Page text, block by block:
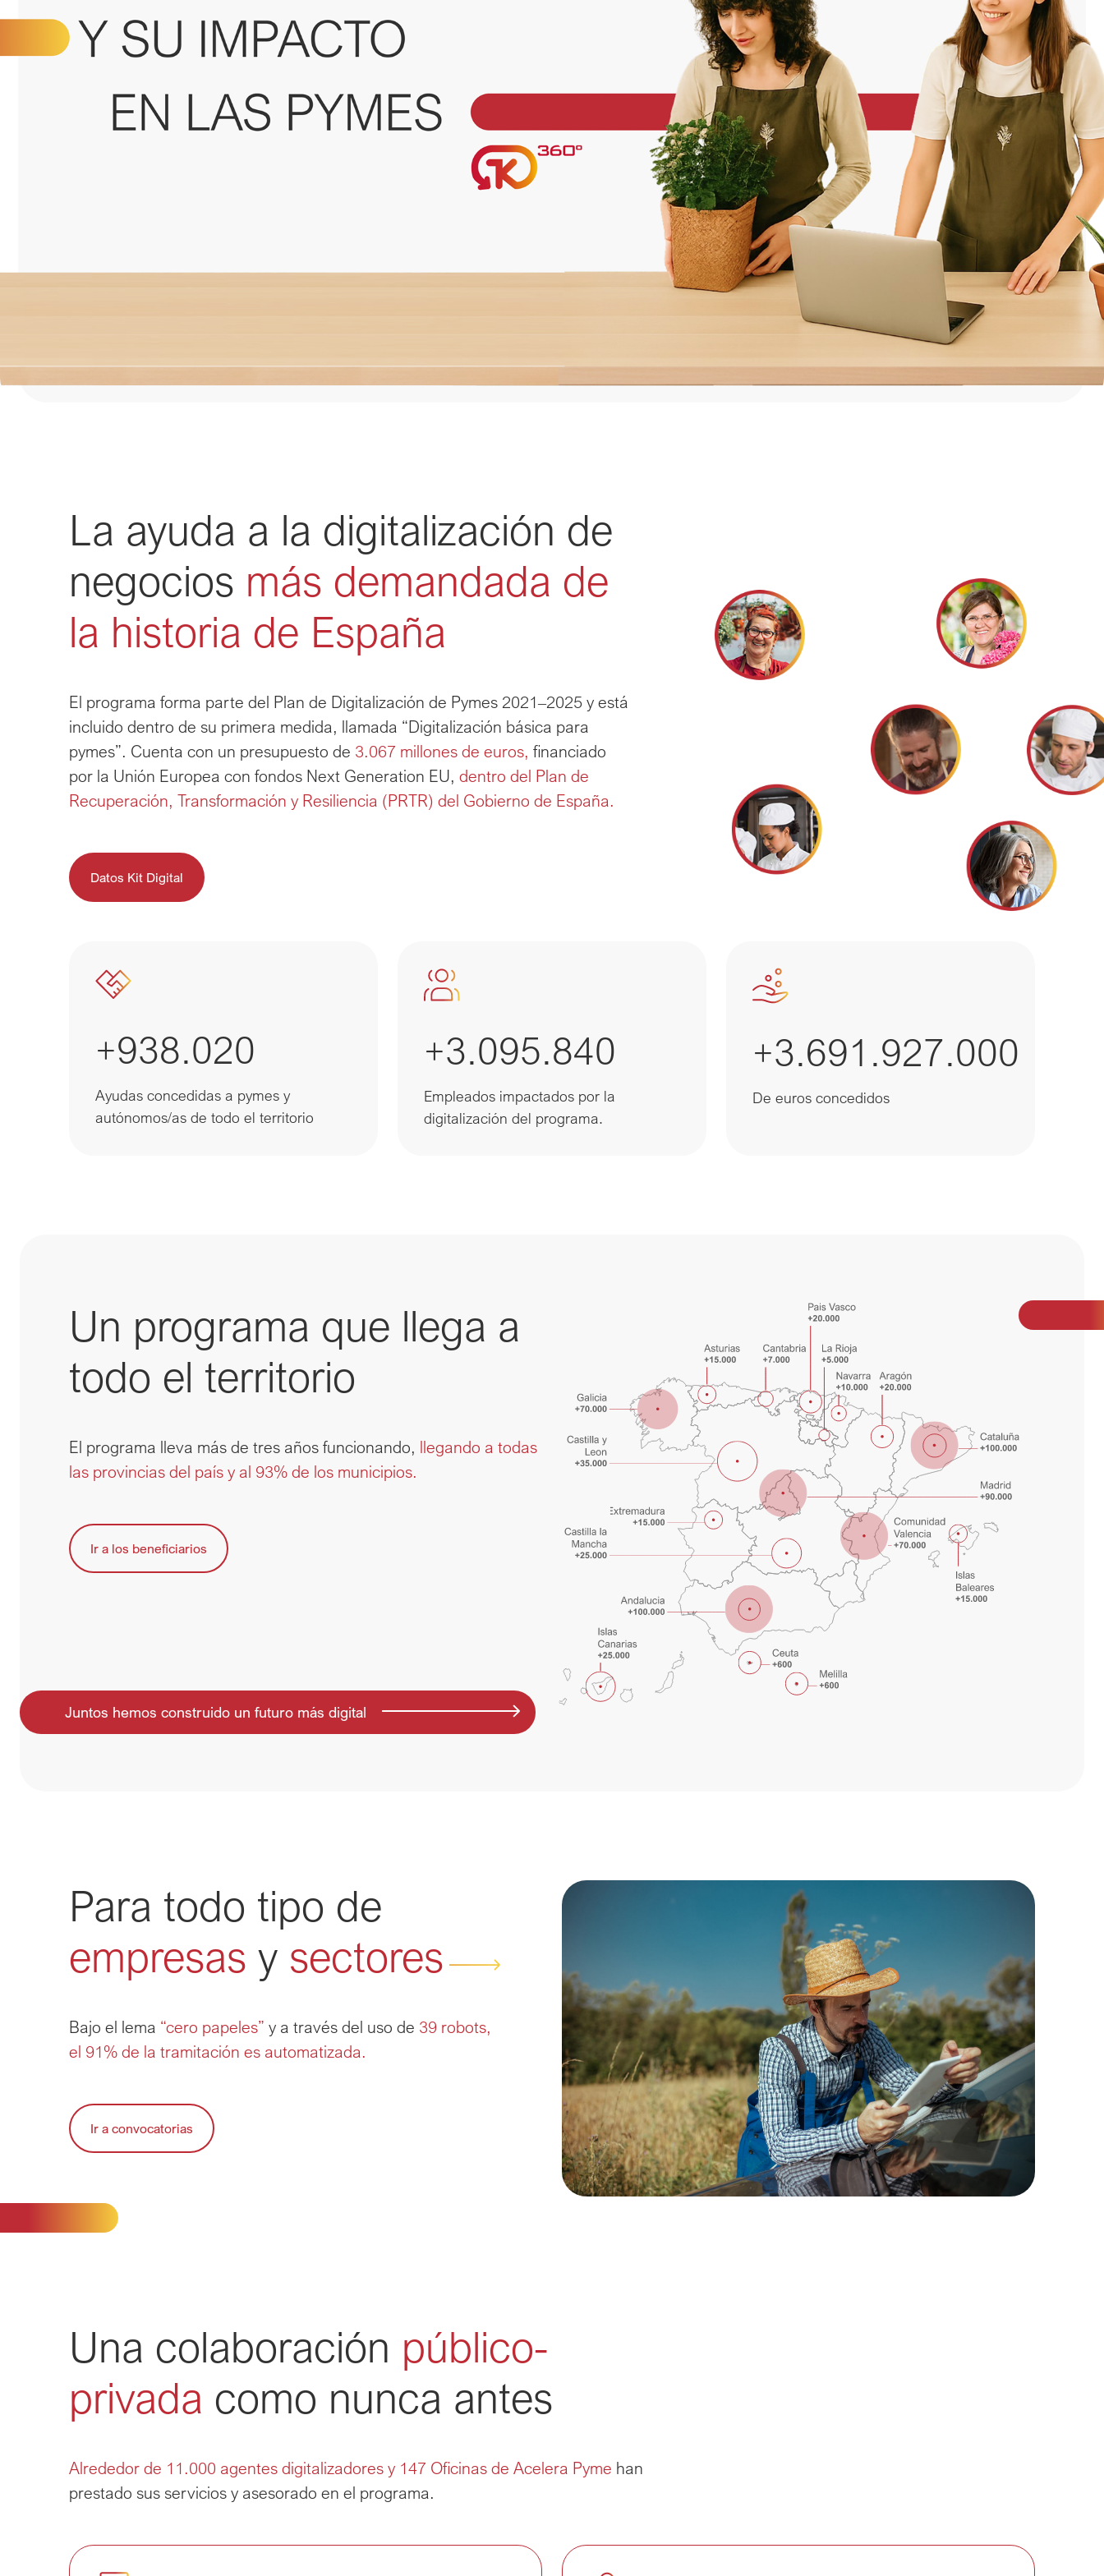
La ayuda a la digitalización de
negocios más demandada de
la historia de España
El programa forma parte del Plan de Digitalización de Pymes 2021–2025 y está
incluido dentro de su primera medida, llamada “Digitalización básica para
pymes”. Cuenta con un presupuesto de 3.067 millones de euros, financiado
por la Unión Europea con fondos Next Generation EU, dentro del Plan de
Recuperación, Transformación y Resiliencia (PRTR) del Gobierno de España.
Datos Kit Digital
+938.020
Ayudas concedidas a pymes y
autónomos/as de todo el territorio
+3.095.840
Empleados impactados por la
digitalización del programa.
+3.691.927.000
De euros concedidos
Un programa que llega a
todo el territorio
El programa lleva más de tres años funcionando, llegando a todas
las provincias del país y al 93% de los municipios.
Ir a los beneficiarios
Juntos hemos construido un futuro más digital
Para todo tipo de
empresas y sectores
Bajo el lema “cero papeles” y a través del uso de 39 robots,
el 91% de la tramitación es automatizada.
Ir a convocatorias
Imagen
Una colaboración público-
privada como nunca antes
Alrededor de 11.000 agentes digitalizadores y 147 Oficinas de Acelera Pyme han
prestado sus servicios y asesorado en el programa.